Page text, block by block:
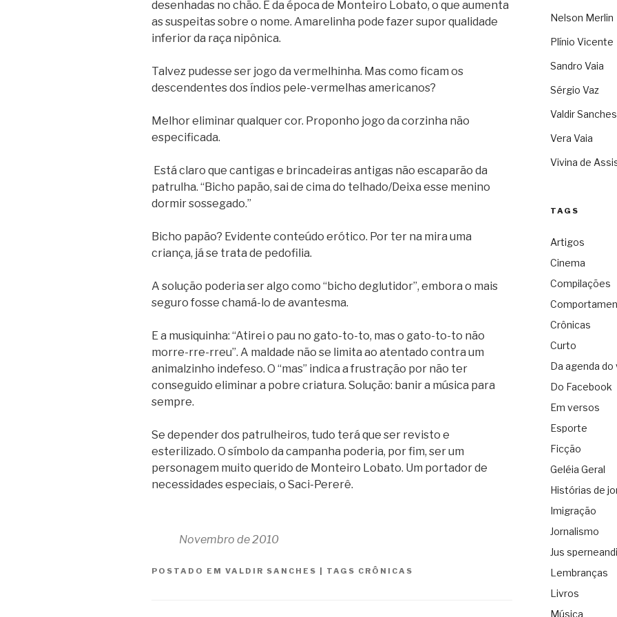
desenhadas no chão. É da época de Monteiro Lobato, o que aumenta
as suspeitas sobre o nome. Amarelinha pode fazer supor qualidade
inferior da raça nipônica.
Talvez pudesse ser jogo da vermelhinha. Mas como ficam os
descendentes dos índios pele-vermelhas americanos?
Melhor eliminar qualquer cor. Proponho jogo da corzinha não
especificada.
Está claro que cantigas e brincadeiras antigas não escaparão da
patrulha. “Bicho papão, sai de cima do telhado/Deixa esse menino
dormir sossegado.”
Bicho papão? Evidente conteúdo erótico. Por ter na mira uma
criança, já se trata de pedofilia.
A solução poderia ser algo como “bicho deglutidor”, embora o mais
seguro fosse chamá-lo de avantesma.
E a musiquinha: “Atirei o pau no gato-to-to, mas o gato-to-to não
morre-rre-rreu”. A maldade não se limita ao atentado contra um
animalzinho indefeso. O “mas” indica a frustração por não ter
conseguido eliminar a pobre criatura. Solução: banir a música para
sempre.
Se depender dos patrulheiros, tudo terá que ser revisto e
esterilizado. O símbolo da campanha poderia, por fim, ser um
personagem muito querido de Monteiro Lobato. Um portador de
necessidades especiais, o Saci-Pererê.
Novembro de 2010
POSTADO EM VALDIR SANCHES | TAGS CRÔNICAS
Nelson Merlin
Plínio Vicente
Sandro Vaia
Sérgio Vaz
Valdir Sanches
Vera Vaia
Vivina de
TAGS
Artigos
Cinema
Compilações
Crônicas
Curto
Da agenda do
Do Facebook
Em versos
Esporte
Ficção
Geléia Geral
Histórias de
Imigração
Jornalismo
Jus sperneandi
Lembranças
Livros
Música